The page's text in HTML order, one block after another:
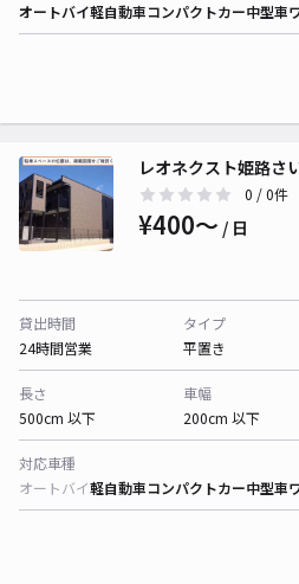
オートバイ軽自動車コンパクトカー中型車
レオネクスト姫路さ
0 / 0件
¥400〜 / 日
貸出時間
24時間営業
タイプ
平置き
長さ
500cm 以下
車幅
200cm 以下
対応車種
オートバイ軽自動車コンパクトカー中型車